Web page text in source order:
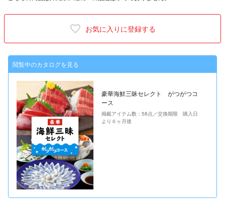
お気に入りに登録する
閲覧中のカタログを見る
豪華海鮮三昧セレクト がつがつコ
ース
掲載アイテム数：58点／交換期限 購入日
より６ヶ月後